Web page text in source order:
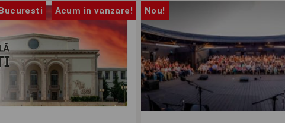
Acum in vanzare! Nou!